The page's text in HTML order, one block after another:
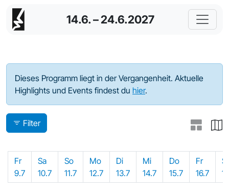
14.6. – 24.6.2027
Programm - 2021
Dieses Programm liegt in der Vergangenheit. Aktuelle
Highlights und Events findest du hier.
Filter
Fr
9.7
Sa
10.7
So
11.7
Mo
12.7
Di
13.7
Mi
14.7
Do
15.7
Fr
16.7